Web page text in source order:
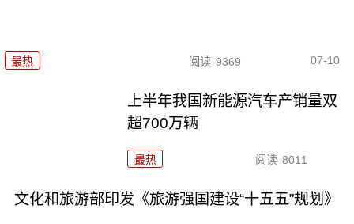
最热 阅读 9369 07-10
上半年我国新能源汽车产销量双
超700万辆
最热 阅读 8011
文化和旅游部印发《旅游强国建设“十五五”规划》